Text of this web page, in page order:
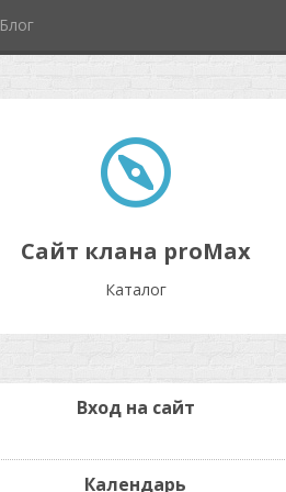
Блог
Сайт клана proMax
Каталог
Вход на сайт
Календарь